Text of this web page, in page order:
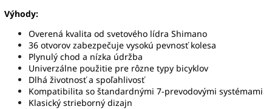
Výhody:
Overená kvalita od svetového lídra Shimano
36 otvorov zabezpečuje vysokú pevnosť kolesa
Plynulý chod a nízka údržba
Univerzálne použitie pre rôzne typy bicyklov
Dlhá životnosť a spoľahlivosť
Kompatibilita so štandardnými 7-prevodovými systémami
Klasický strieborný dizajn